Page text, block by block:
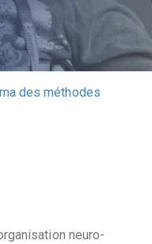
des méthodes
neuro-